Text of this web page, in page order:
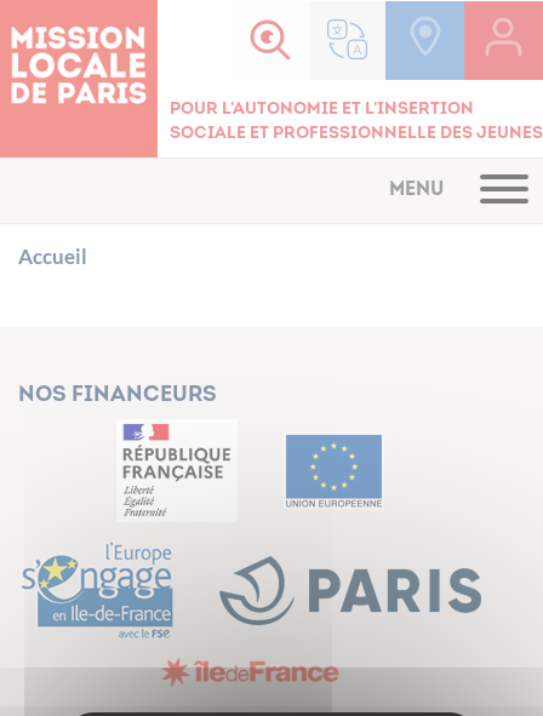
Pour l'autonomie et l'insertion
sociale et professionnelle des jeunes
MENU
Accueil
Nos financeurs